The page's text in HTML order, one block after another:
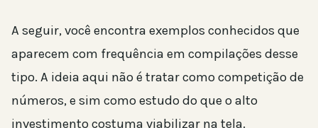
A seguir, você encontra exemplos conhecidos que
aparecem com frequência em compilações desse
tipo. A ideia aqui não é tratar como competição de
números, e sim como estudo do que o alto
investimento costuma viabilizar na tela.